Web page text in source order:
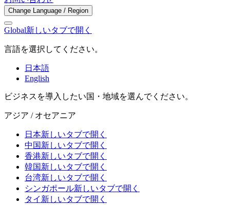
Change Language / Region
Global新しいタブで開く
言語を選択してください。
日本語
English
ビジネスを導入したい国・地域を選んでください。
アジア / オセアニア
日本新しいタブで開く
中国新しいタブで開く
香港新しいタブで開く
韓国新しいタブで開く
台湾新しいタブで開く
シンガポール新しいタブで開く
タイ 新しいタブで開く